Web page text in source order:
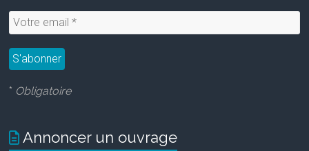
* Obligatoire
Annoncer un ouvrage